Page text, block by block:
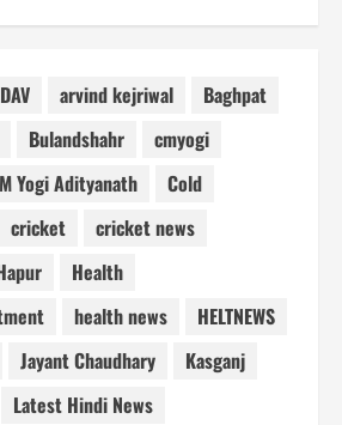
arvind kejriwal
Baghpat
Bulandshahr
cmyogi
Yogi Adityanath
Cold
cricket
cricket news
Health
health news
HELTNEWS
Jayant Chaudhary
Kasganj
Latest Hindi News